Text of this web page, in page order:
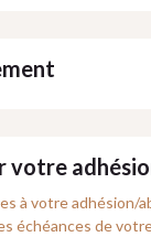
votre
à votre adhésion/
échéances de